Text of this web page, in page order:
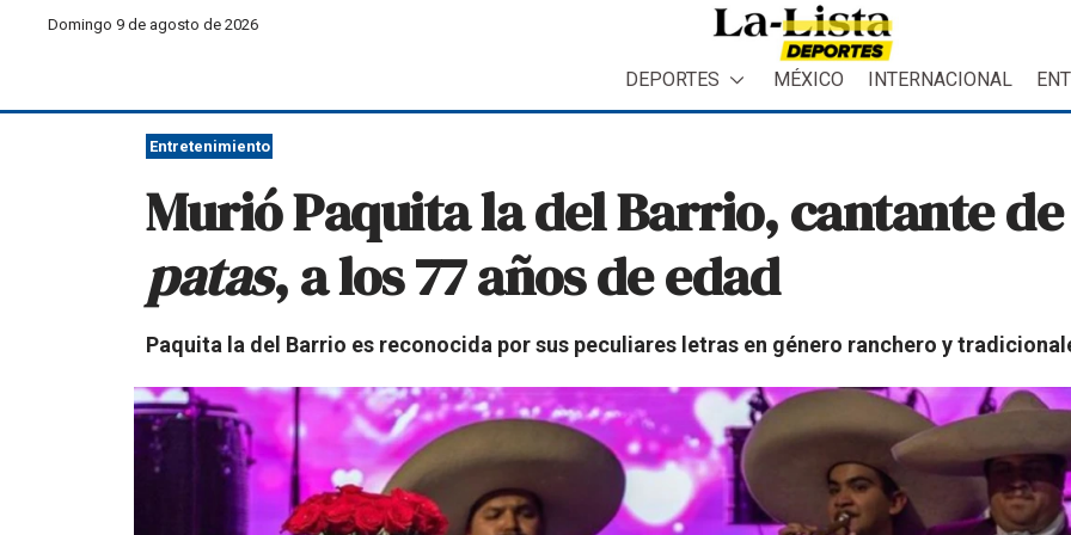
Domingo 9 de agosto de 2026
DEPORTES MÉXICO INTERNACIONAL
Entretenimiento
Murió Paquita la del Barrio, cantante de
patas, a los 77 años de edad
Paquita la del Barrio es reconocida por sus peculiares letras en género ranchero y